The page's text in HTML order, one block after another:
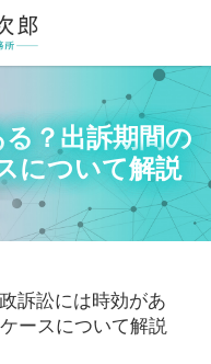
？出訴期間の
について解説
訴訟には時効があ
ースについて解説